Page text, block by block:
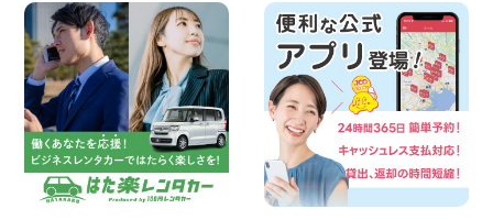
横浜弥生台店限定!!夏季特別キャンペーン
のお知らせ!! 神奈川県 横浜弥生台店
100円レンタカー 横浜弥生台
2026年08月06日
ハイエースワゴンGL!!クルーズコントロ
ールが付いている〜!! 福島県 福島笹木野
店
100円レンタカー 福島笹木野
2026年08月05日
★S660 作業紹介★ 三重県 四日市インタ